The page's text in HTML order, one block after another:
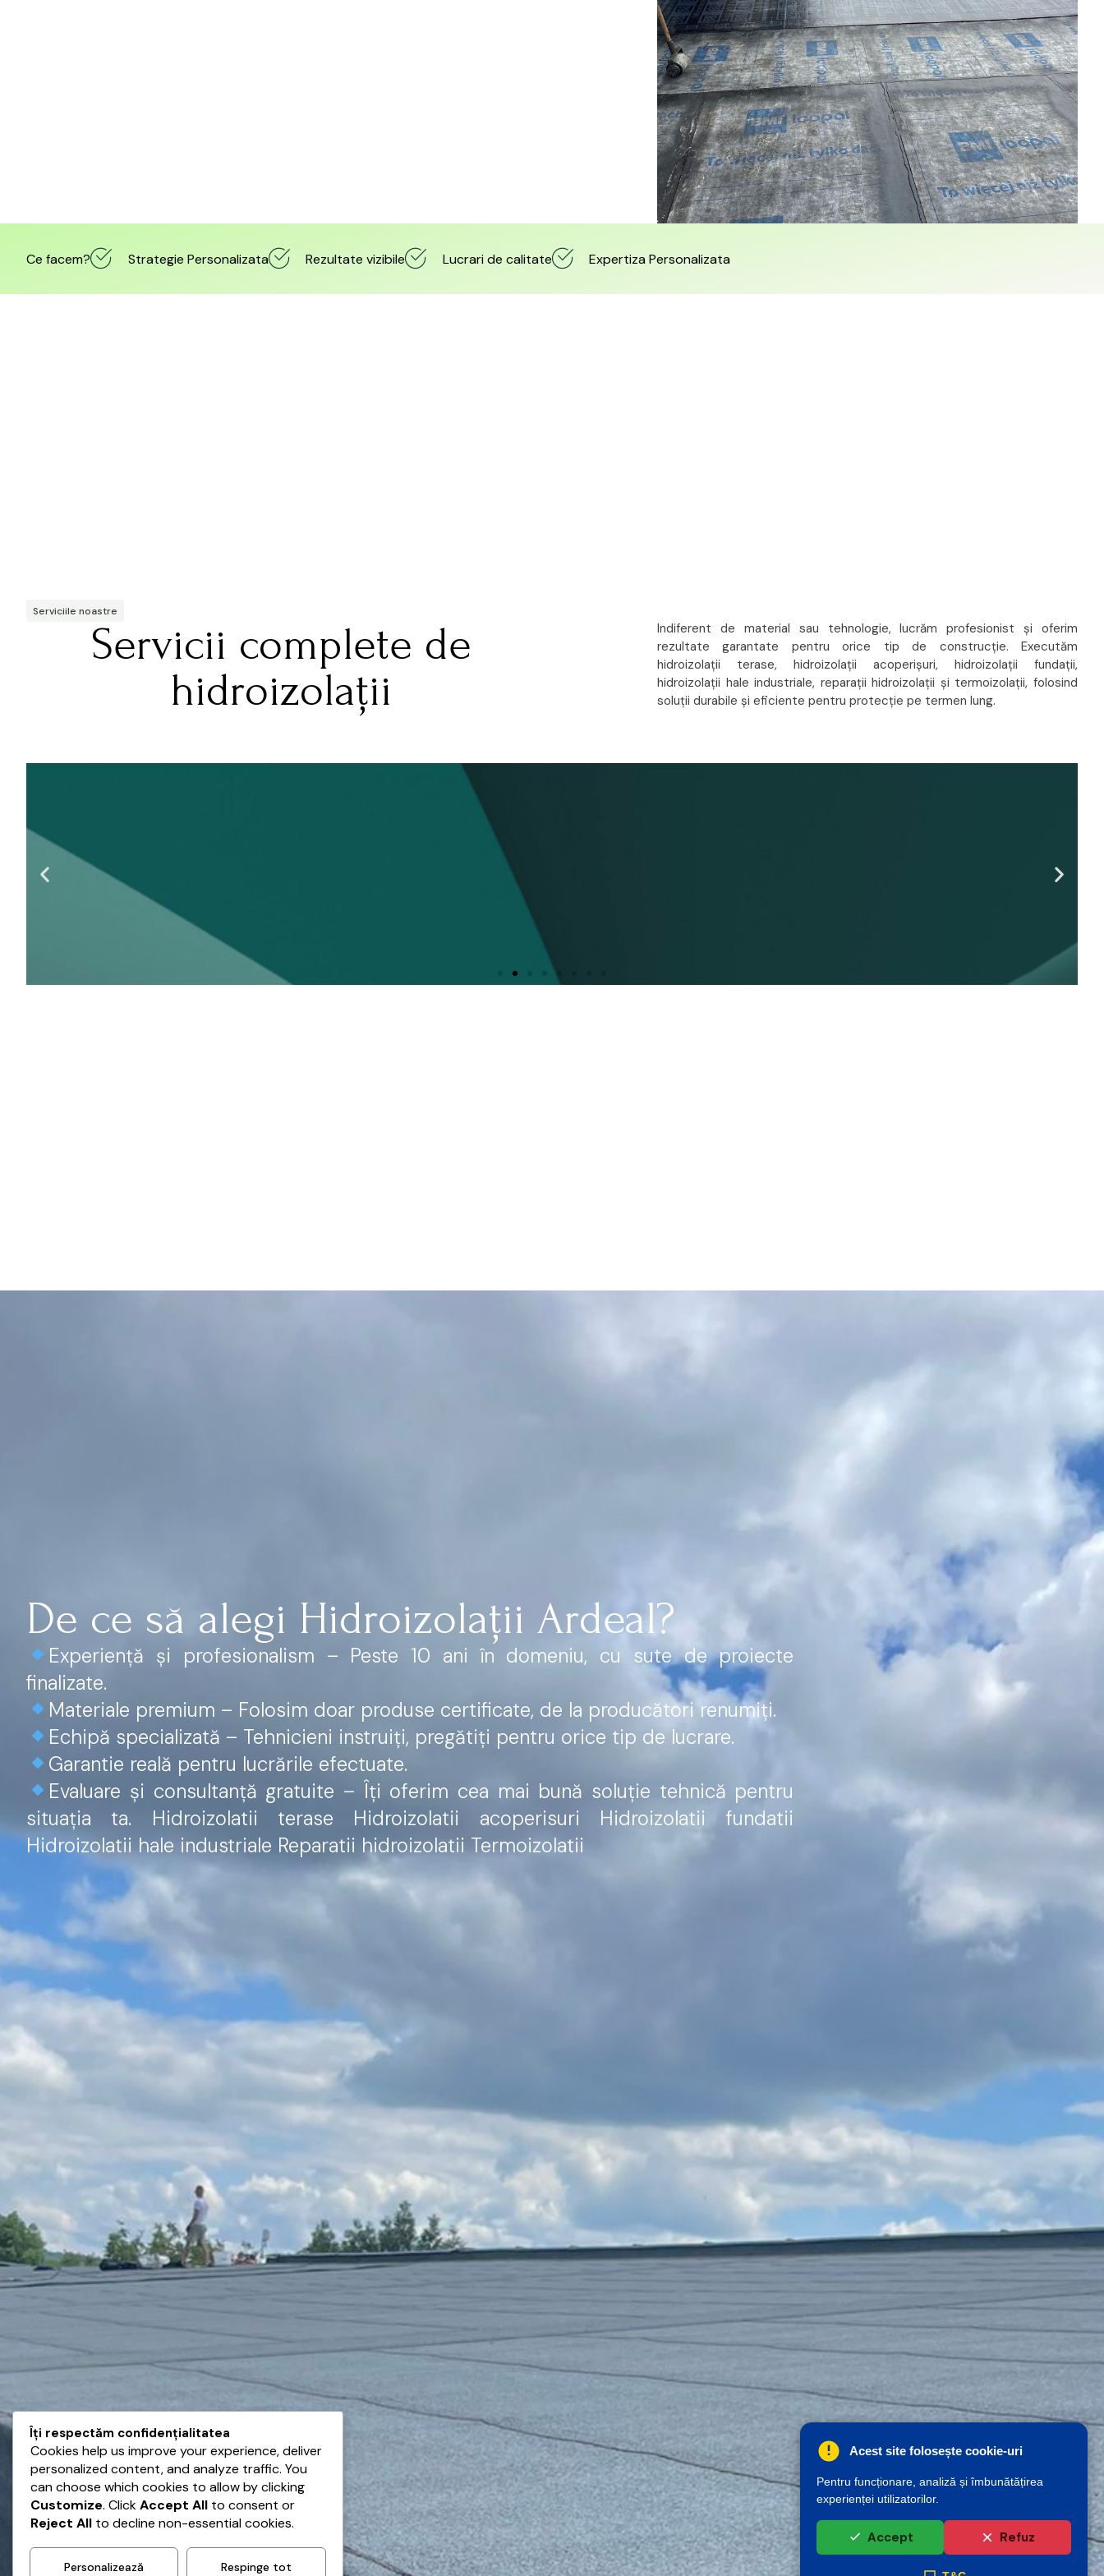
Ce facem? Strategie Personalizata Rezultate vizibile Lucrari de calitate Expertiza Personalizata
Serviciile noastre
Servicii complete de
hidroizolații
Indiferent de material sau tehnologie, lucrăm profesionist și oferim
rezultate garantate pentru orice tip de construcție. Executăm
hidroizolații terase, hidroizolații acoperișuri, hidroizolații fundații,
hidroizolații hale industriale, reparații hidroizolații și termoizolații, folosind
soluții durabile și eficiente pentru protecție pe termen lung.
De ce să alegi Hidroizolații Ardeal?
Experiență și profesionalism – Peste 10 ani în domeniu, cu sute de proiecte
finalizate.
Materiale premium – Folosim doar produse certificate, de la producători renumiți.
Echipă specializată – Tehnicieni instruiți, pregătiți pentru orice tip de lucrare.
Garantie reală pentru lucrările efectuate.
Evaluare și consultanță gratuite – Îți oferim cea mai bună soluție tehnică pentru
situația ta. Hidroizolatii terase Hidroizolatii acoperisuri Hidroizolatii fundatii
Hidroizolatii hale industriale Reparatii hidroizolatii Termoizolatii
Acest site folosește cookie-uri
Pentru funcționare, analiză și îmbunătățirea
experienței utilizatorilor.
Accept Refuz
Îți respectăm confidențialitatea
Cookies help us improve your experience, deliver
personalized content, and analyze traffic. You
can choose which cookies to allow by clicking
Customize. ClickAccept All to consent or
Reject All to decline non-essential cookies.
Personalizează Respinge tot